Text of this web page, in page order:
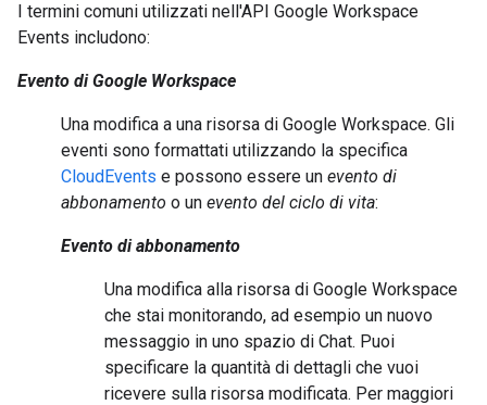
I termini comuni utilizzati nell'API Google Workspace
Events includono:
Evento di Google Workspace
Una modifica a una risorsa di Google Workspace. Gli
eventi sono formattati utilizzando la specifica
CloudEvents e possono essere un evento di
abbonamento o un evento del ciclo di vita:
Evento di abbonamento
Una modifica alla risorsa di Google Workspace
che stai monitorando, ad esempio un nuovo
messaggio in uno spazio di Chat. Puoi
specificare la quantità di dettagli che vuoi
ricevere sulla risorsa modificata. Per maggiori